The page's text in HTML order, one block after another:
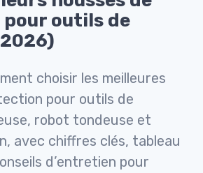
outils de
choisir les meilleures
pour outils de
robot tondeuse et
avec chiffres clés, tableau
d’entretien pour